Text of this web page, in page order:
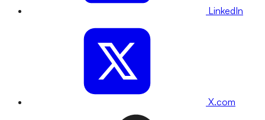
LinkedIn
X.com